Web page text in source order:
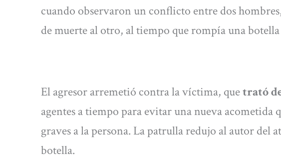
cuando observaron un conflicto entre dos
de muerte al otro, al tiempo que rompía una
El agresor arremetió contra la víctima, quetrató
agentes a tiempo para evitar una nueva acometida
graves a la persona. La patrulla redujo al autor del
botella.